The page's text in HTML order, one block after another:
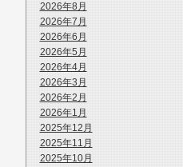
2026年8月
2026年7月
2026年6月
2026年5月
2026年4月
2026年3月
2026年2月
2026年1月
2025年12月
2025年11月
2025年10月